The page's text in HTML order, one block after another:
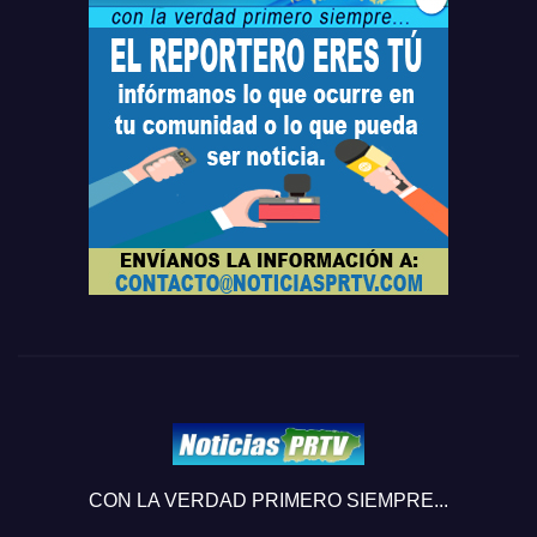
CON LA VERDAD PRIMERO SIEMPRE...